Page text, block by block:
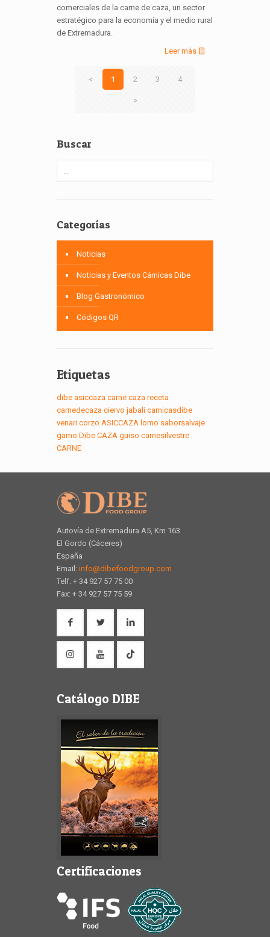
comerciales de la carne de caza, un sector
estratégico para la economía y el medio rural
de Extremadura.
Leer más
< 1 2 3 4
>
Buscar
Categorías
Noticias
Noticias y Eventos Cárnicas Dibe
Blog Gastronómico
Códigos QR
Etiquetas
dibe asiccaza carne caza receta
carnedecaza ciervo jabali carnicasdibe
venari corzo ASICCAZA lomo saborsalvaje
gamo Dibe CAZA guiso carnesilvestre
CARNE
Autovía de Extremadura A5, Km 163
El Gordo (Cáceres)
España
Email: info@dibefoodgroup.com
Telf. + 34 927 57 75 00
Fax: + 34 927 57 75 59
Catálogo DIBE
Certificaciones